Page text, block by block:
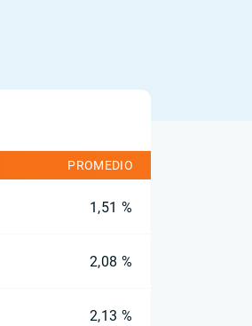
PROMEDIO
1,51 %
2,08 %
2,13 %